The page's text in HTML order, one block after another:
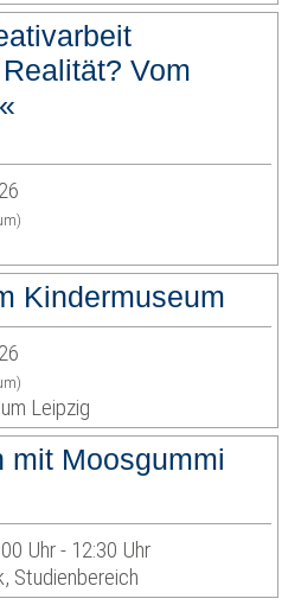
Vom
Kindermuseum
Leipzig
mit Moosgummi
Uhr - 12:30 Uhr
Studienbereich